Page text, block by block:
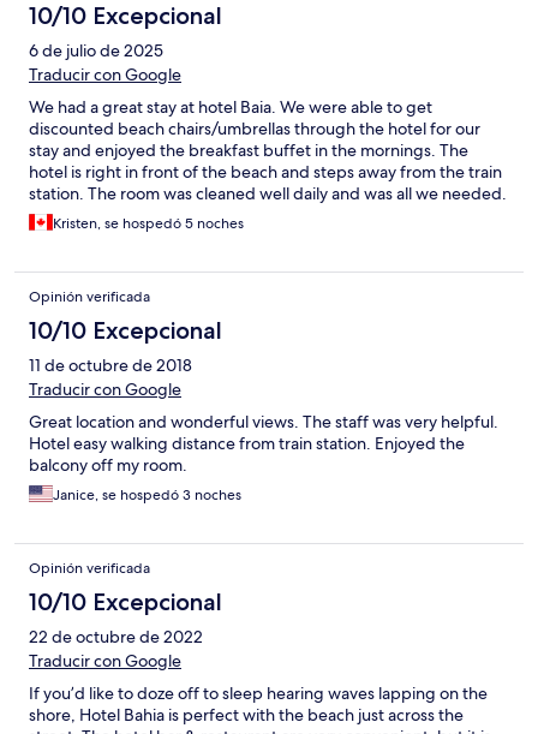
10/10 Excepcional
6 de julio de 2025
Traducir con Google
We had a great stay at hotel Baia. We were able to get
discounted beach chairs/umbrellas through the hotel for our
stay and enjoyed the breakfast buffet in the mornings. The
hotel is right in front of the beach and steps away from the train
station. The room was cleaned well daily and was all we needed.
The staff were nice and friendly. We would stay here again!
Kristen, se hospedó 5 noches
Opinión verificada
10/10 Excepcional
11 de octubre de 2018
Traducir con Google
Great location and wonderful views. The staff was very helpful.
Hotel easy walking distance from train station. Enjoyed the
balcony off my room.
Janice, se hospedó 3 noches
Opinión verificada
10/10 Excepcional
22 de octubre de 2022
Traducir con Google
If you’d like to doze off to sleep hearing waves lapping on the
shore, Hotel Bahia is perfect with the beach just across the